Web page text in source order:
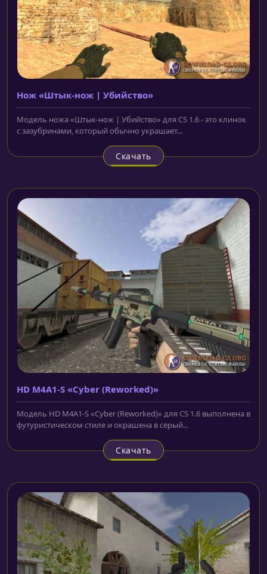
Нож «Штык-нож | Убийство»
Модель ножа «Штык-нож | Убийство» для CS 1.6 - это клинок
с зазубринами, который обычно украшает...
Скачать
HD M4A1-S «Cyber (Reworked)»
Модель HD M4A1-S «Cyber (Reworked)» для CS 1.6 выполнена в
футуристическом стиле и окрашена в серый...
Скачать